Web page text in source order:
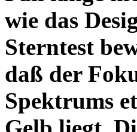
wie das
Sterntest
daß der
Spektrums